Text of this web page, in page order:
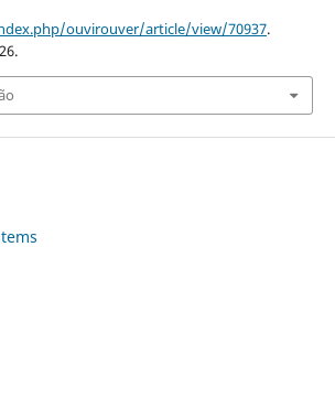
ouvirouver/article/view/70937.